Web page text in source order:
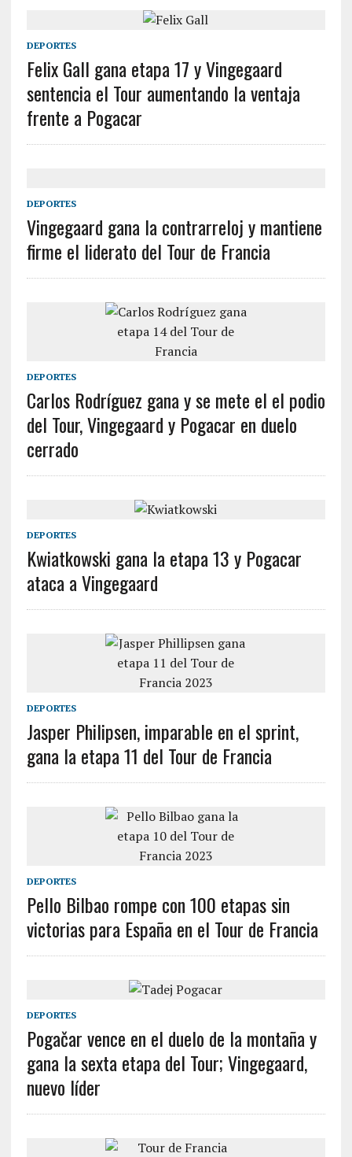
DEPORTES
Felix Gall gana etapa 17 y Vingegaard
sentencia el Tour aumentando la ventaja
frente a Pogacar
DEPORTES
Vingegaard gana la contrarreloj y mantiene
firme el liderato del Tour de Francia
DEPORTES
Carlos Rodríguez gana y se mete el el podio
del Tour, Vingegaard y Pogacar en duelo
cerrado
DEPORTES
Kwiatkowski gana la etapa 13 y Pogacar
ataca a Vingegaard
DEPORTES
Jasper Philipsen, imparable en el sprint,
gana la etapa 11 del Tour de Francia
DEPORTES
Pello Bilbao rompe con 100 etapas sin
victorias para España en el Tour de Francia
DEPORTES
Pogačar vence en el duelo de la montaña y
gana la sexta etapa del Tour; Vingegaard,
nuevo líder